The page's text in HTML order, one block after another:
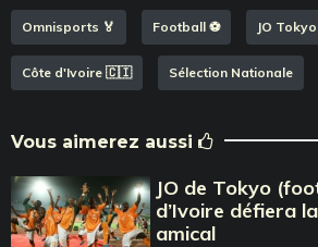
Omnisports 🏅 Football ⚽️ JO
Côte d'Ivoire 🇨🇮 Sélection Nationale
Vous aimerez aussi
JO de Tokyo
d’Ivoire défiera
amical